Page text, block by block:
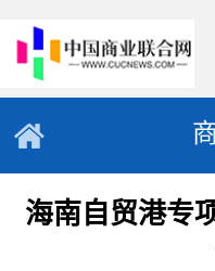
海南自贸港专